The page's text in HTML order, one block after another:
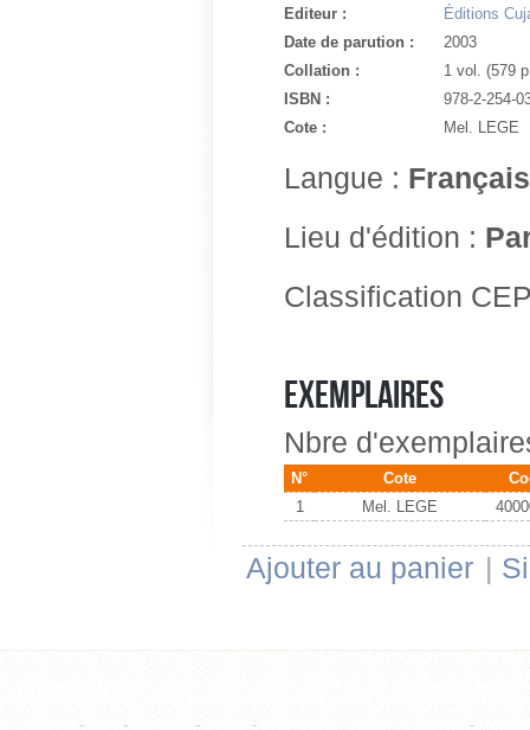
Editeur :
Éditions
Date de parution :
2003
Collation :
1 vol. (579
ISBN :
978-2-254-
Cote :
Mel. LEGE
Langue : Français
Lieu d'édition :
Classification
Exemplaires
Nbre
N° Cote
1
Mel. LEGE
Ajouter au panier |
- - - - -